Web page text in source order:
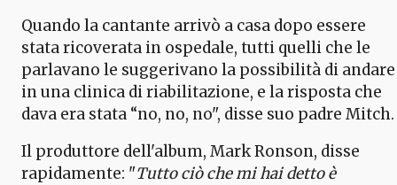
Quando la cantante arrivò a casa dopo essere
stata ricoverata in ospedale, tutti quelli che le
parlavano le suggerivano la possibilità di andare
in una clinica di riabilitazione, e la risposta che
dava era stata “no, no, no", disse suo padre Mitch.
Il produttore dell'album, Mark Ronson, disse
rapidamente: "Tutto ciò che mi hai detto è